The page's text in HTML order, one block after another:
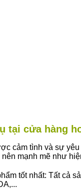
cửa hàng
cảm tình và sự yêu
nên mạnh mẽ như
tốt nhất: Tất cả